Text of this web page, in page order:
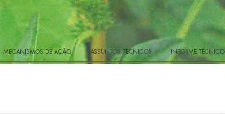
MECANISMOS DE AÇÃO ASSUNTOS TÉCNICOS INFORME TÉCNICO